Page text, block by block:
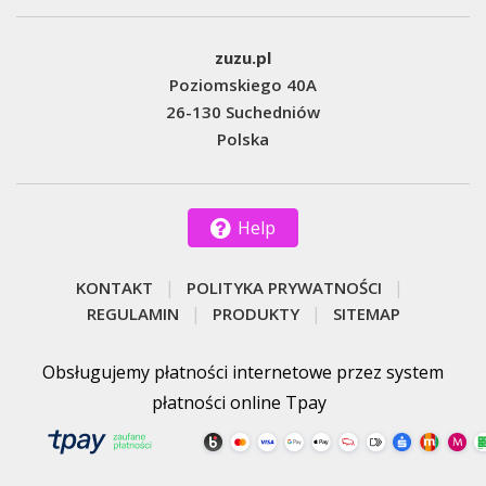
zuzu.pl
Poziomskiego 40A
26-130 Suchedniów
Polska
Help
KONTAKT
POLITYKA PRYWATNOŚCI
REGULAMIN
PRODUKTY SITEMAP
Obsługujemy płatności internetowe przez system
płatności online Tpay